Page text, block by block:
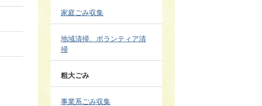
家庭ごみ収集
地域清掃、ボランティア清
掃
粗大ごみ
事業系ごみ収集